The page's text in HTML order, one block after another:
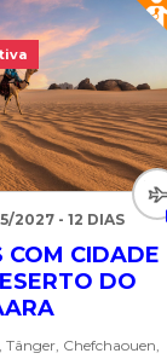
2027 - 12 DIAS
COM CIDADE
DO
Tânger, Chefchaouen,